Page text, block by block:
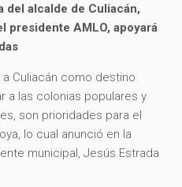
del alcalde de Culiacán,
presidente AMLO, apoyará
a Culiacán como destino
a las colonias populares y
son prioridades para el
lo cual anunció en la
municipal, Jesús Estrada